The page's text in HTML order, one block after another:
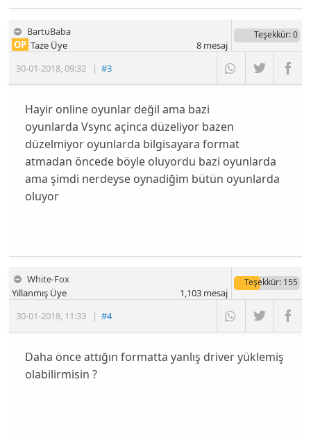
BartuBaba
30-01-2018,09:32 |#3
OP Taze Üye
Teşekkür: 0
8mesaj
Hayir online oyunlar değil ama bazi
oyunlarda Vsync açinca düzeliyor bazen
düzelmiyor oyunlarda bilgisayara format
atmadan öncede böyle oluyordu bazi oyunlarda
ama şimdi nerdeyse oynadiğim bütün oyunlarda
oluyor
White-Fox
30-01-2018, 11:33 |#4
Yıllanmış Üye
Teşekkür: 155
1,103mesaj
Daha önce attığın formatta yanlış driver yüklemiş
olabilirmisin ?